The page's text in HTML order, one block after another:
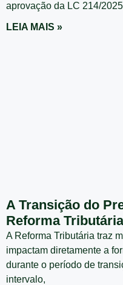
aprovação da LC 214/
LEIA MAIS »
A Transição do
Reforma Tributária
A Reforma Tributária traz
impactam diretamente a
durante o período de
intervalo,